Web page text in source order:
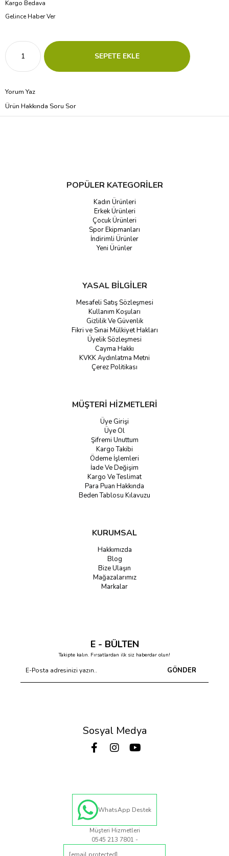
Kargo Bedava
Gelince Haber Ver
Yorum Yaz
Ürün Hakkında Soru Sor
POPÜLER KATEGORİLER
Kadın Ürünleri
Erkek Ürünleri
Çocuk Ürünleri
Spor Ekipmanları
İndirimli Ürünler
Yeni Ürünler
YASAL BİLGİLER
Mesafeli Satış Sözleşmesi
Kullanım Koşuları
Gizlilik Ve Güvenlik
Fikri ve Sınai Mülkiyet Hakları
Üyelik Sözleşmesi
Cayma Hakkı
KVKK Aydınlatma Metni
Çerez Politikası
MÜŞTERİ HİZMETLERİ
Üye Girişi
Üye Ol
Şifremi Unuttum
Kargo Takibi
Ödeme İşlemleri
İade Ve Değişim
Kargo Ve Teslimat
Para Puan Hakkında
Beden Tablosu Kılavuzu
KURUMSAL
Hakkımızda
Blog
Bize Ulaşın
Mağazalarımız
Markalar
E - BÜLTEN
Takipte kalın. Fırsatlardan ilk siz haberdar olun!
GÖNDER
Sosyal Medya
WhatsApp Destek
Müşteri Hizmetleri
0545 213 7801 -
[email protected]